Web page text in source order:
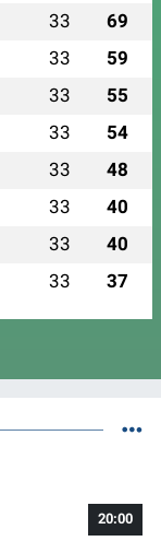
33 69
33 59
33 55
33 54
33 48
33 40
33 40
33 37
20:00